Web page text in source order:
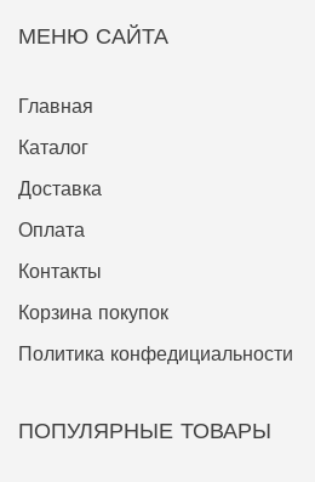
МЕНЮ САЙТА
Главная
Каталог
Доставка
Оплата
Контакты
Корзина покупок
Политика конфедициальности
ПОПУЛЯРНЫЕ ТОВАРЫ